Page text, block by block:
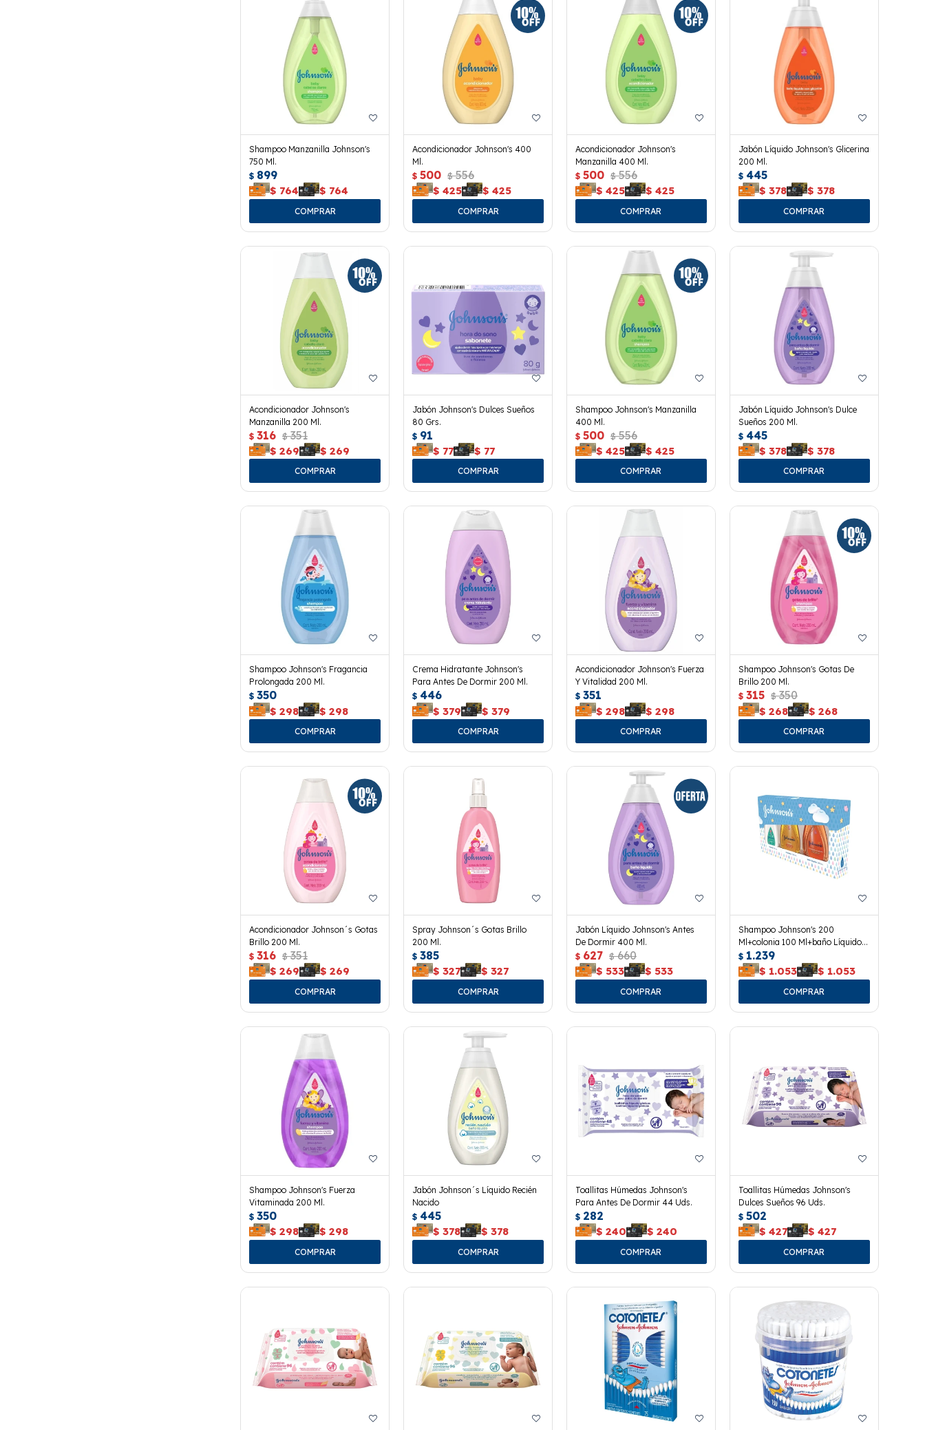
Shampoo Manzanilla Johnson's
750 Ml.
$ 899
$ 764 $ 764
Acondicionador Johnson's 400
Ml.
$ 500 $ 556
$ 425 $ 425
Acondicionador Johnson's
Manzanilla 400 Ml.
$ 500 $ 556
$ 425 $ 425
Jabón Líquido Johnson's Glicerina
200 Ml.
$ 445
$ 378 $ 378
Acondicionador Johnson's
Manzanilla 200 Ml.
$ 316 $ 351
$ 269 $ 269
Jabón Johnson's Dulces Sueños
80 Grs.
$ 91
$ 77 $ 77
Shampoo Johnson's Manzanilla
400 Ml.
$ 500 $ 556
$ 425 $ 425
Jabón Líquido Johnson's Dulce
Sueños 200 Ml.
$ 445
$ 378 $ 378
Shampoo Johnson's Fragancia
Prolongada 200 Ml.
$ 350
$ 298 $ 298
Crema Hidratante Johnson's
Para Antes De Dormir 200 Ml.
$ 446
$ 379 $ 379
Acondicionador Johnson's Fuerza
Y Vitalidad 200 Ml.
$ 351
$ 298 $ 298
Shampoo Johnson's Gotas De
Brillo 200 Ml.
$ 315 $ 350
$ 268 $ 268
Acondicionador Johnson´s Gotas
Brillo 200 Ml.
$ 316 $ 351
$ 269 $ 269
Spray Johnson´s Gotas Brillo
200 Ml.
$ 385
$ 327 $ 327
Jabón Líquido Johnson's Antes
De Dormir 400 Ml.
$ 627 $ 660
$ 533 $ 533
Shampoo Johnson's 200
Ml+colonia 100 Ml+baño Líquido
200 Ml.
$ 1.239
$ 1.053 $ 1.053
Shampoo Johnson's Fuerza
Vitaminada 200 Ml.
$ 350
$ 298 $ 298
Jabón Johnson´s Líquido Recién
Nacido
$ 445
$ 378 $ 378
Toallitas Húmedas Johnson's
Para Antes De Dormir 44 Uds.
$ 282
$ 240 $ 240
Toallitas Húmedas Johnson's
Dulces Sueños 96 Uds.
$ 502
$ 427 $ 427